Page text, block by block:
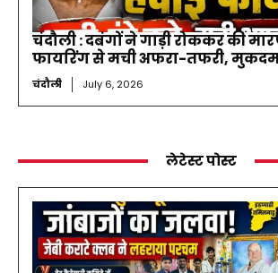
चंदौली : दबंगों ने गाड़ी रोककर की
फायरिंग से मची अफरा-तफरी,
चंदौली July 6, 2026
लेटेस्ट पोस्ट